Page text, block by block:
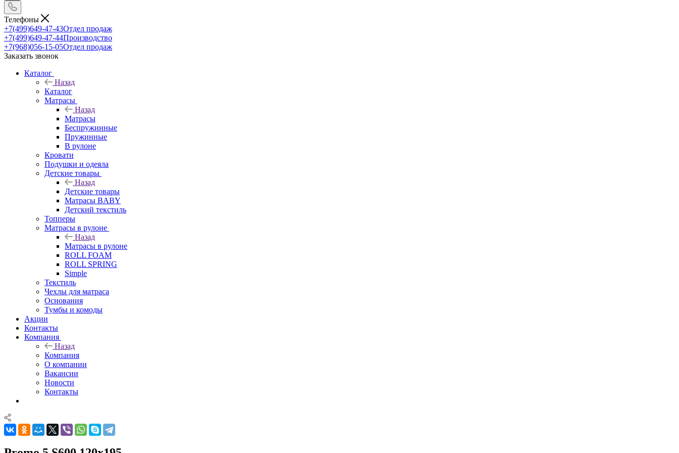
Телефоны
+7(499)649-47-43Отдел продаж
+7(499)649-47-44Производство
+7(968)056-15-05Отдел продаж
Заказать звонок
Каталог
Назад
Каталог
Матрасы
Назад
Матрасы
Беспружинные
Пружинные
В рулоне
Кровати
Подушки и одеяла
Детские товары
Назад
Детские товары
Матрасы BABY
Детский текстиль
Топперы
Матрасы в рулоне
Назад
Матрасы в рулоне
ROLL FOAM
ROLL SPRING
Simple
Текстиль
Чехлы для матраса
Основания
Тумбы и комоды
Акции
Контакты
Компания
Назад
Компания
О компании
Вакансии
Новости
Контакты